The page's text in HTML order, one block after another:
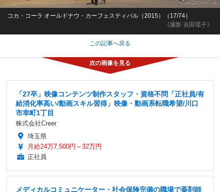
《撮影 吉田瑶子》
コカ・コーラ オールドナウ・カーフェスティバル（2015）（17/74）
この記事へ戻る
「27卒」映像コンテンツ制作スタッフ・資格不問「正社員/有
給消化率高い/動画スキル習得」映像・動画系転職希望/川口
市幸町1丁目
株式会社Creer
埼玉県
月給24万7,500円～32万円
正社員
メディカルコミュニケーター・社会保険完備の職場で薬剤師